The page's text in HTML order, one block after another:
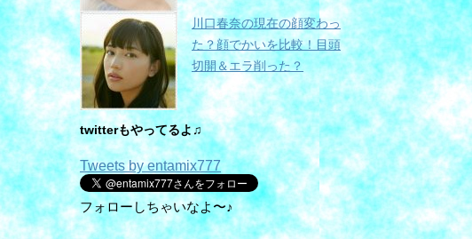
川口春奈の現在の顔変わっ
た？顔でかいを比較！目頭
切開＆エラ削った？
twitterもやってるよ♫
Tweets by entamix777
フォローしちゃいなよ〜♪